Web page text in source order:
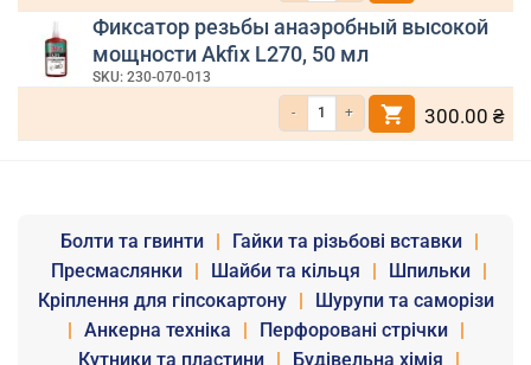
Фиксатор резьбы анаэробный высокой
мощности Akfix L270, 50 мл
SKU: 230-070-013
Количество товара Фиксатор резьбы
300.00 ₴
Болти та гвинти | Гайки та різьбові вставки
|
Пресмаслянки | Шайби та кільця | Шпильки |
Кріплення для гіпсокартону
|
Шурупи та саморізи
| Анкерна техніка | Перфоровані стрічки
|
Кутники та пластини | Будівельна хімія
|